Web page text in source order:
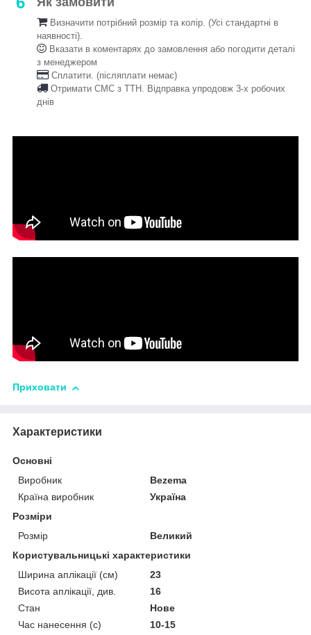
Визначити потрібний розмір та колір. (Усі стандартні в
наявності).
Вказати в коментарях до замовлення або погодити деталі
з менеджером
Сплатити. (післяплати немає)
Отримати СМС з ТТН. Відправка упродовж 3-х робочих
днів
Приховати
Характеристики
Основні
Виробник
Bezema
Країна виробник
Україна
Розміри
Розмір
Великий
Користувальницькі характеристики
Ширина аплікації (см)
23
Висота аплікації, див.
16
Стан
Нове
Час нанесення (с)
10-15